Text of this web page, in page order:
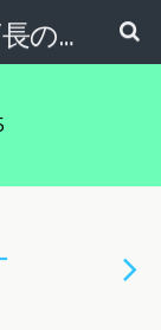
テニスショップ通販店長のブログ＠テニスショップLAFINO 西山克久